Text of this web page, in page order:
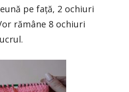
pe față, 2 ochiuri
rămâne 8 ochiuri